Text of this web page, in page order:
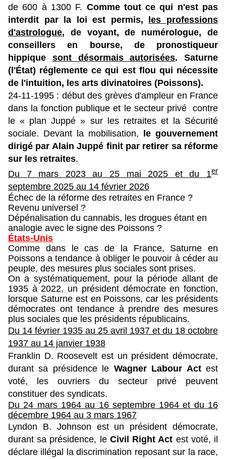
de 600 à 1300 F. Comme tout ce qui n'est pas
interdit par la loi est permis,
les professions
d'astrologue, de voyant, de numérologue, de
conseillers en bourse, de pronostiqueur
hippique sont désormais autorisées. Saturne
(l'État) réglemente ce qui est flou qui nécessite
de l'intuition, les arts divinatoires (Poissons).
24-11-1995 : début des grèves d'ampleur en France
dans la fonction publique et le secteur privé contre
le « plan Juppé » sur les retraites et la Sécurité
sociale. Devant la mobilisation,
le gouvernement
dirigé par Alain Juppé finit par retirer sa réforme
sur les retraites.
Du 7 mars 2023 au 25 mai 2025 et du 1er
septembre 2025 au 14 février 2026
Échec de la réforme des retraites en France ?
Revenu universel ?
Dépénalisation du cannabis, les drogues étant en
analogie avec le signe des Poissons ?
États-Unis
Comme dans le cas de la France, Saturne en
Poissons a tendance à obliger le pouvoir à céder au
peuple, des mesures plus sociales sont prises.
On a systématiquement, pour la période allant de
1935 à 2022, un président démocrate en fonction,
lorsque Saturne est en Poissons, car les présidents
démocrates ont tendance à prendre des mesures
plus sociales que les présidents républicains.
Du 14 février 1935 au 25 avril 1937 et du 18 octobre
1937 au 14 janvier 1938
Franklin D. Roosevelt est un président démocrate,
durant sa présidence le Wagner Labour Actest
voté, les ouvriers du secteur privé peuvent
constituer des syndicats.
Du 24 mars 1964 au 16 septembre 1964 et du 16
décembre 1964 au 3 mars 1967
Lyndon B. Johnson est un président démocrate,
durant sa présidence, le Civil Right Act est voté, il
déclare illégal la discrimination reposant sur la race,